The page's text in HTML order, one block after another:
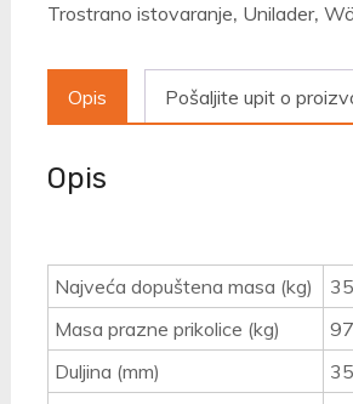
Trostrano istovaranje, Unilader,
Opis Pošaljite upit o
Opis
Najveća dopuštena masa (kg)
Masa prazne prikolice (kg)
Duljina (mm)